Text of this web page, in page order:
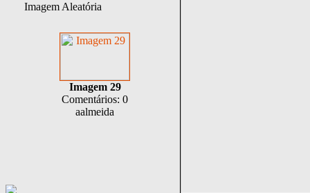
Imagem Aleatória
Imagem 29
Comentários: 0
aalmeida